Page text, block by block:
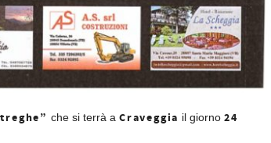
che si terrà a Craveggia il giorno24